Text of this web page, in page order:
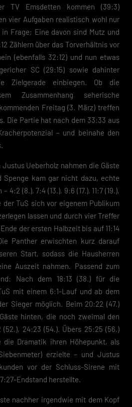
TV Emsdetten kommen (39:3)
vier Aufgaben realistisch wohl nur
Frage; Eine davon sind Mutz und
Zählern über das Torverhältnis vor
(ebenfalls 32:12) und nun etwas
SC (29:15) sowie dahinter
Zielgerade einbiegen. Ob die
Zusammenhang seherische
Freitag (3. März) treffen
Die Partie hat nach dem 33:33 aus
– und beinahe den
Justus Ueberholz nahmen die Gäste
Spenge kam gar nicht dazu, echte
4:2 (8.), 7:4 (13.), 9:6 (17.), 11:7 (19.),
der TuS sich vor eigenem Publikum
lassen und durch vier Treffer
der ersten Halbzeit bis auf 11:14
Panther erwischten kurz darauf
Start, sodass die Hausherren
Auszeit nahmen. Passend zum
Nach dem 18:13 (38.) für die
mit einem 6:1-Lauf und ab dem
Sieger möglich. Beim 20:22 (47.)
hinten, die noch zweimal den
24:23 (54.). Übers 25:25 (56.)
die Dramatik ihren Höhepunkt, als
erzielte – und Justus
vor der Schluss-Sirene mit
Endstand herstellte.
nachher irgendwie mit dem Kopf